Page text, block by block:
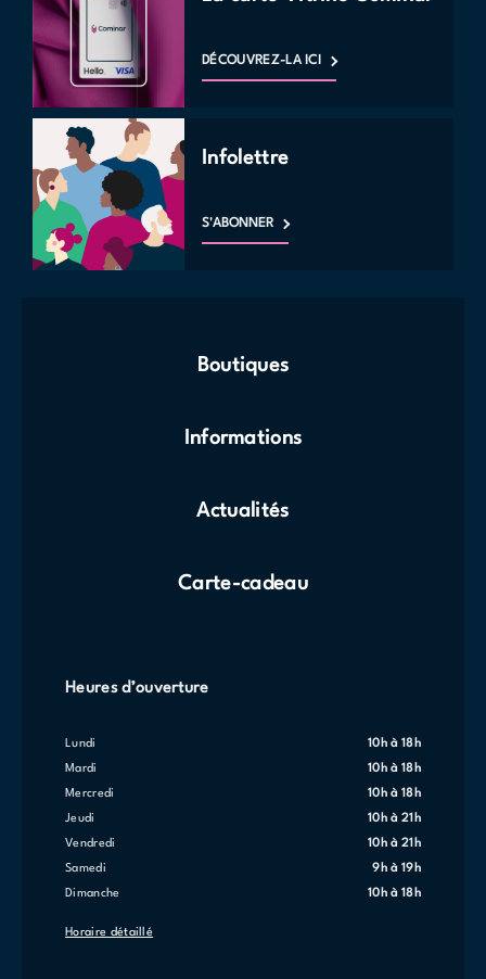
DÉCOUVREZ-LA ICI
Infolettre
S'ABONNER
Boutiques
Informations
Actualités
Carte-cadeau
Heures d’ouverture
lundi 10h à 18h
mardi 10h à 18h
mercredi 10h à 18h
jeudi 10h à 21h
vendredi 10h à 21h
samedi 9h à 19h
dimanche 10h à 18h
Horaire détaillé